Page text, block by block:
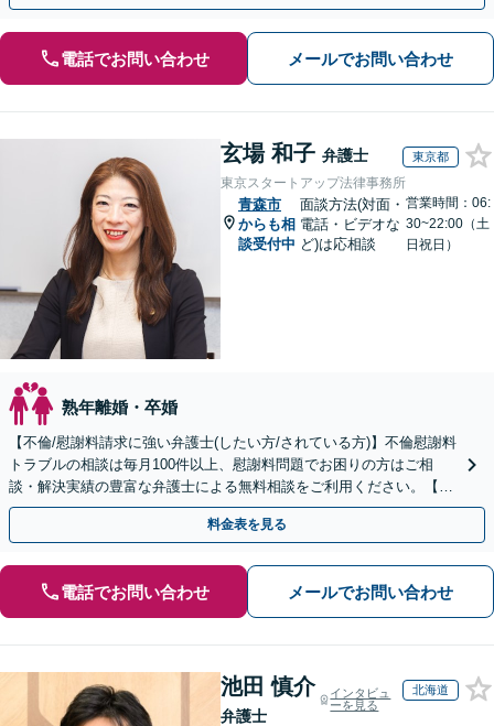
電話でお問い合わせ メールでお問い合わせ
玄場 和子 弁護士 東京都
東京スタートアップ法律事務所
青森市
からも相
談受付中
面談方法(対面・
電話・ビデオな
ど)は応相談
営業時間：06:
30~22:00（土
日祝日）
熟年離婚・卒婚
【不倫/慰謝料請求に強い弁護士(したい方/されている方)】不倫慰謝料
トラブルの相談は毎月100件以上、慰謝料問題でお困りの方はご相
談・解決実績の豊富な弁護士による無料相談をご利用ください。【初
回相談０円(電話)】【全国対応】
料金表を見る
電話でお問い合わせ メールでお問い合わせ
池田 慎介
弁護士
インタビュ
ーを見る
北海道